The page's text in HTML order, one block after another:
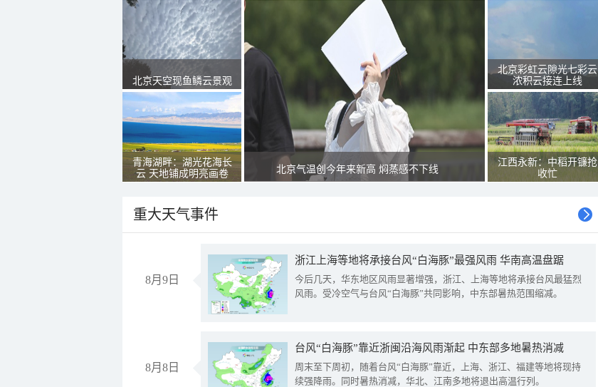
北京天空现鱼鳞云景观
青海湖畔：湖光花海长
云 天地铺成明亮画卷
北京气温创今年来新高 焖蒸感不下线
北京彩虹云隙光七彩云
浓积云接连上线
江西永新：中稻开镰抢
收忙
重大天气事件
8月9日
浙江上海等地将承接台风“白海豚”最强风雨 华南高温盘踞
今后几天，华东地区风雨显著增强，浙江、上海等地将承接台风最猛烈
风雨。受冷空气与台风“白海豚”共同影响，中东部暑热范围缩减。
8月8日
台风“白海豚”靠近浙闽沿海风雨渐起 中东部多地暑热消减
周末至下周初，随着台风“白海豚”靠近，上海、浙江、福建等地将现持
续强降雨。同时暑热消减，华北、江南多地将退出高温行列。